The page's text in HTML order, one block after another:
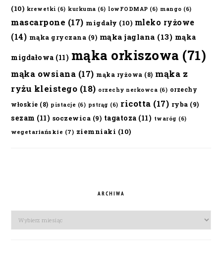
(10) krewetki (6) kurkuma (6) lowFODMAP (6) mango (6)
mascarpone (17) migdały (10) mleko ryżowe
(14) mąka gryczana (9) mąka jaglana (13) mąka
migdałowa (11) mąka orkiszowa (71)
mąka owsiana (17) mąka ryżowa (8) mąka z
ryżu kleistego (18) orzechy nerkowca (6) orzechy
włoskie (8) pistacje (6) pstrąg (6) ricotta (17) ryba (9)
sezam (11) soczewica (9) tagatoza (11) twaróg (6)
wegetariańskie (7) ziemniaki (10)
ARCHIWA
Archiwa